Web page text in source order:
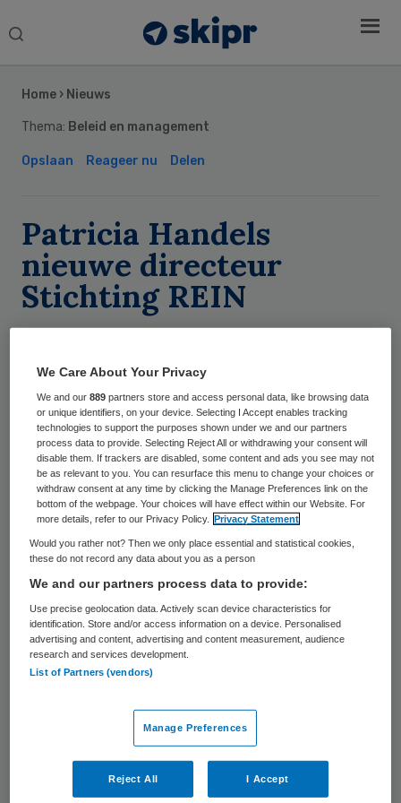
Search
Home › Nieuws
Thema: Beleid en management
Opslaan Reageer nu Delen
Patricia Handels
nieuwe directeur
Stichting REIN
10 april 2025,14:58
256 keer gelezen
Patricia Handels is per 1 april tot directeur
van Stichting REIN.
Zij volgt Yvonne Vredendaal op, die in 2018
REIN heeft opgezet en sindsdien
aanstuurde. REIN is een leerpartner voor en
door zorgorganisaties in de ouderenzorg.
onder meer werkzaam als commercieel
directeur bij TinQwise, een aanbieder van
leeroplossingen en tevens
Sidebar
We Care About Your Privacy
We and our889 partners store and access personal data, like browsing data
or unique identifiers, on your device. Selecting I Accept enables tracking
technologies to support the purposes shown under we and our partners
process data to provide. Selecting Reject All or withdrawing your consent will
disable them. If trackers are disabled, some content and ads you see may not
be as relevant to you. You can resurface this menu to change your choices or
withdraw consent at any time by clicking the Manage Preferences link on the
bottom of the webpage. Your choices will have effect within our Website. For
more details, refer to our Privacy Policy.
Privacy Statement
Would you rather not? Then we only place essential and statistical cookies,
these do not record any data about you as a person
We and our partners process data to provide:
Use precise geolocation data. Actively scan device characteristics for
identification. Store and/or access information on a device. Personalised
advertising and content, advertising and content measurement, audience
research and services development.
List of Partners (vendors)
Manage Preferences
Reject All I Accept